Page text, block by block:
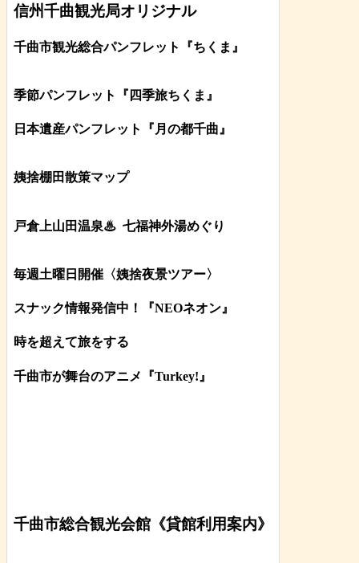
信州千曲観光局オリジナル
千曲市観光総合パンフレット 『ちくま 』
季節パンフレット『四季旅ちくま』
日本遺産パンフレット 『月の都千曲 』
姨捨棚田散策マップ
戸倉上山田温泉♨ 七福神外湯めぐり
毎週土曜日開催〈姨捨夜景ツアー〉
スナック情報発信中！『NEOネオン』
時を超えて旅をする
千曲市が舞台のアニメ『Turkey!』
千曲市総合観光会館《貸館利用案内》